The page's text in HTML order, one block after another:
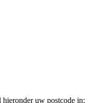
uw postcode in: